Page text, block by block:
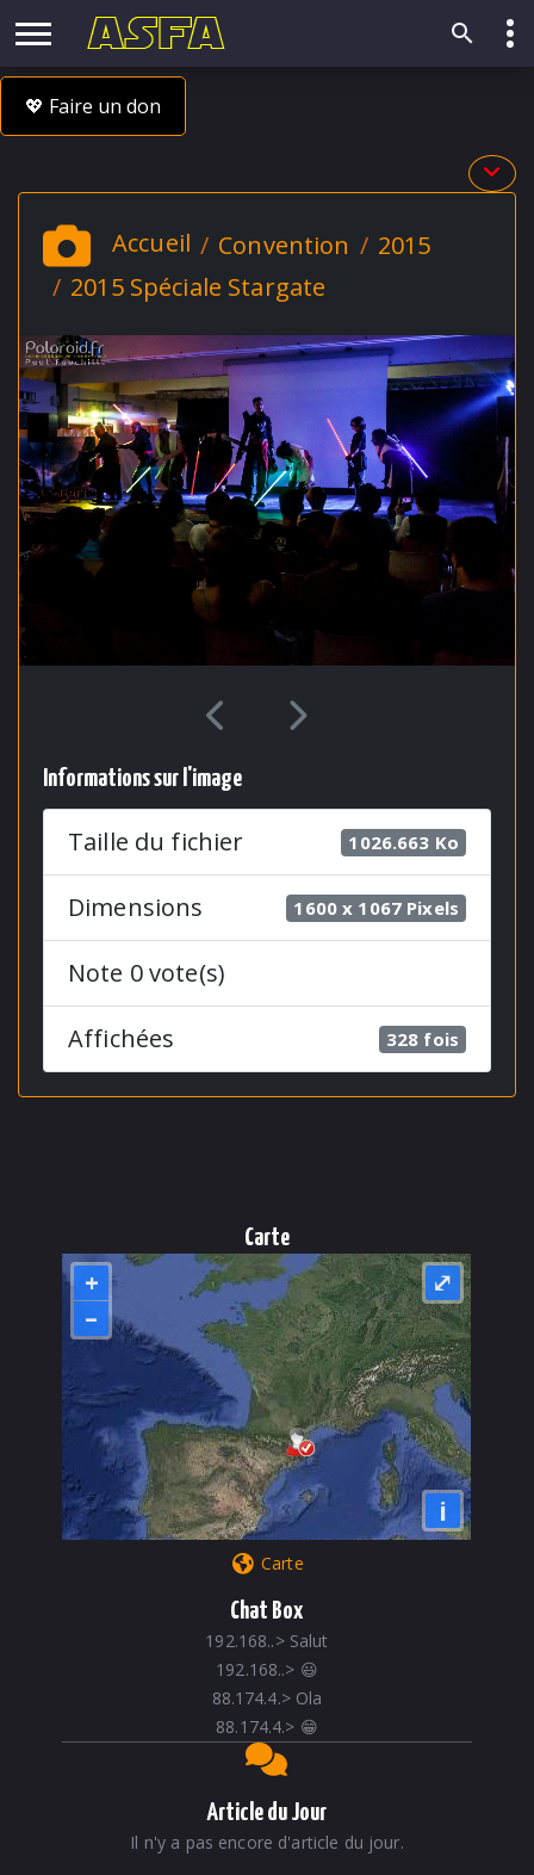
💖 Faire un don
Accueil Convention
2015
2015 Spéciale Stargate
Informations sur l'image
Taille du fichier 1026.663 Ko
Dimensions 1600 x 1067 Pixels
Note 0 vote(s)
Affichées 328 fois
Carte
+
–
i
⤢
Carte
Chat Box
192.168..> Salut
192.168..> 😃
88.174.4.> Ola
88.174.4.> 😁
Article du Jour
Il n'y a pas encore d'article du jour.